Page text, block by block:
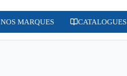
NOS MARQUES CATALOGUES